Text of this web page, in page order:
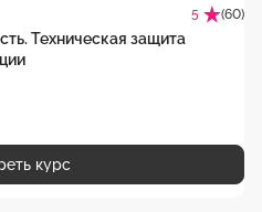
5 (60)
Техническая защита
курс